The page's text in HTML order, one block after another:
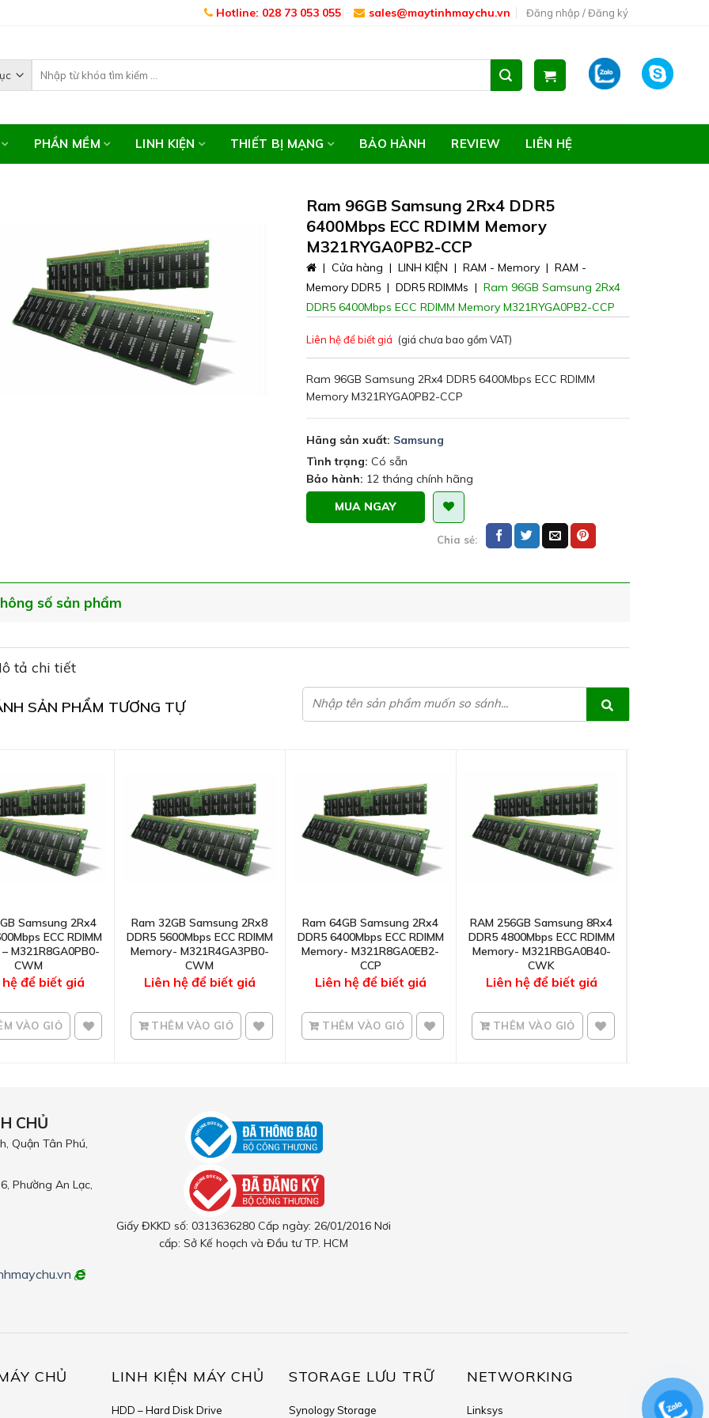
Hotline: 028 73 053 055 sales@maytinhmaychu.vn Đăng nhập / Đăng ký
ZALO SKYPE
PHẦN MỀM LINH KIỆN THIẾT BỊ MẠNG BẢO HÀNH REVIEW LIÊN HỆ
Ram 96GB Samsung 2Rx4 DDR5
6400Mbps ECC RDIMM Memory
M321RYGA0PB2-CCP
| Cửa hàng | LINH KIỆN | RAM - Memory| RAM -
Memory DDR5| DDR5 RDIMMs | Ram 96GB Samsung 2Rx4
DDR5 6400Mbps ECC RDIMM Memory M321RYGA0PB2-CCP
Liên hệ để biết giá (giá chưa bao gồm VAT)
Ram 96GB Samsung 2Rx4 DDR5 6400Mbps ECC RDIMM
Memory M321RYGA0PB2-CCP
Hãng sản xuất: Samsung
Tình trạng: Có sẵn
Bảo hành: 12 tháng chính hãng
MUA NGAY
Chia sẻ:
số sản phẩm
tả chi tiết
SẢN PHẨM TƯƠNG TỰ
Samsung 2Rx4
ECC RDIMM
M321R8GA0PB0-
CWM
để biết giá
VÀO GIỎ
Ram 32GB Samsung 2Rx8
DDR5 5600Mbps ECC RDIMM
Memory- M321R4GA3PB0-
CWM
Liên hệ để biết giá
THÊM VÀO GIỎ
Ram 64GB Samsung 2Rx4
DDR5 6400Mbps ECC RDIMM
Memory- M321R8GA0EB2-
CCP
Liên hệ để biết giá
THÊM VÀO GIỎ
RAM 256GB Samsung 8Rx4
DDR5 4800Mbps ECC RDIMM
Memory- M321RBGA0B40-
CWK
Liên hệ để biết giá
THÊM VÀO GIỎ
CHỦ
Quận Tân Phú,
Phường An Lạc,
Giấy ĐKKD số: 0313636280 Cấp ngày: 26/01/2016 Nơi
cấp: Sở Kế hoạch và Đầu tư TP. HCM
CHỦ LINH KIỆN MÁY CHỦ
HDD – Hard Disk Drive
STORAGE LƯU TRỮ
Synology Storage
NETWORKING
Linksys